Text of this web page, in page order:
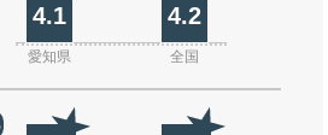
4.1 4.2
愛知県 全国